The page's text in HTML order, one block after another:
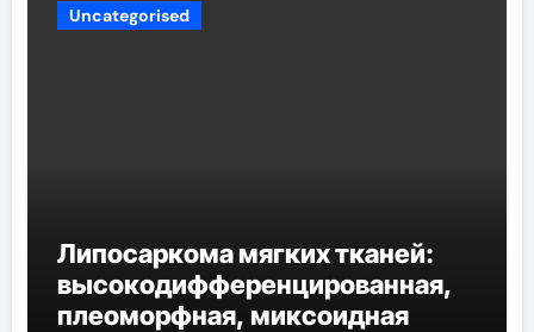
Uncategorised
Липосаркома мягких тканей:
высокодифференцированная,
плеоморфная, миксоидная